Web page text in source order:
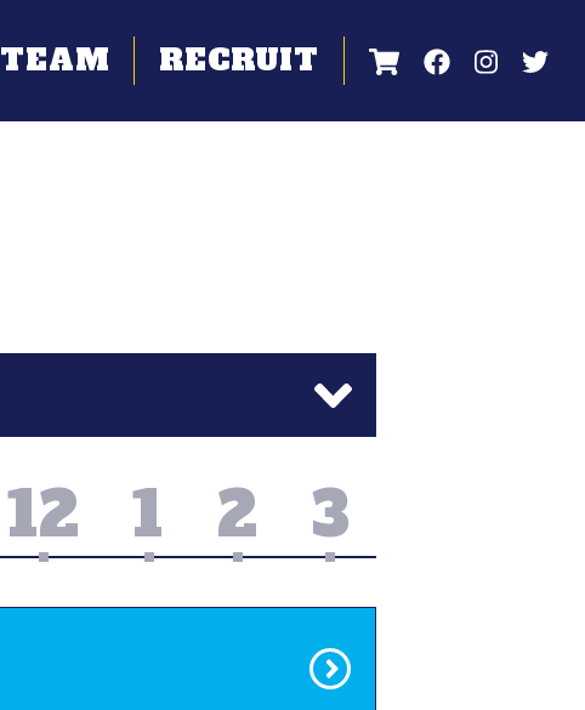
TEAM RECRUIT
12 1 2 3